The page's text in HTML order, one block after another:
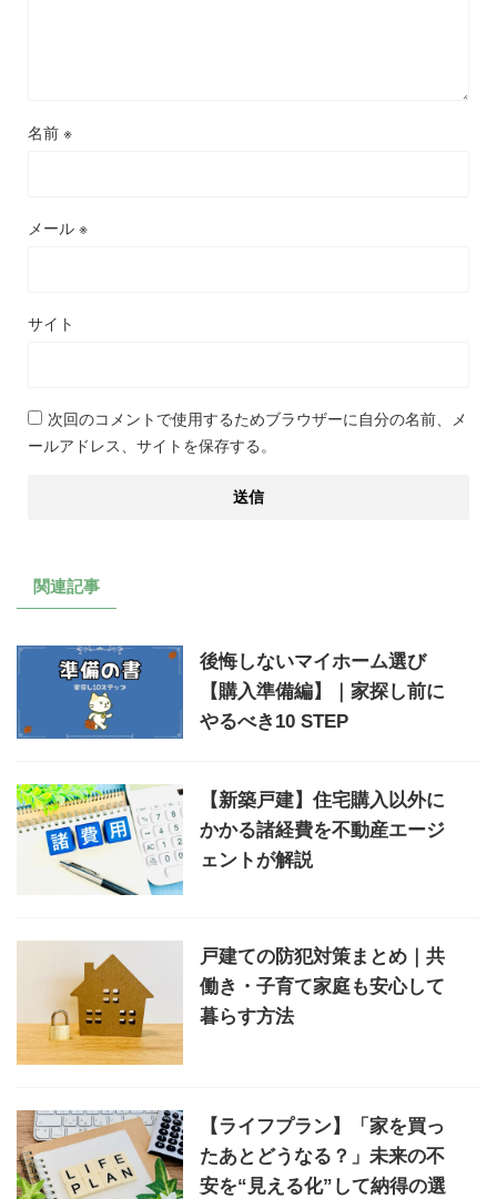
名前 ※
メール ※
サイト
次回のコメントで使用するためブラウザーに自分の名前、メ
ールアドレス、サイトを保存する。
関連記事
後悔しないマイホーム選び
【購入準備編】｜家探し前に
やるべき10 STEP
【新築戸建】住宅購入以外に
かかる諸経費を不動産エージ
ェントが解説
戸建ての防犯対策まとめ｜共
働き・子育て家庭も安心して
暮らす方法
【ライフプラン】「家を買っ
たあとどうなる？」未来の不
安を“見える化”して納得の選